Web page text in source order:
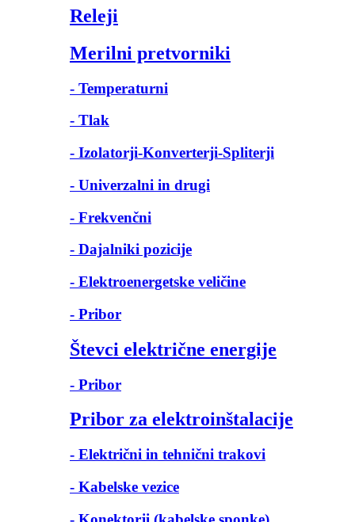
Releji
Merilni pretvorniki
- Temperaturni
- Tlak
- Izolatorji-Konverterji-Spliterji
- Univerzalni in drugi
- Frekvenčni
- Dajalniki pozicije
- Elektroenergetske veličine
- Pribor
Števci električne energije
- Pribor
Pribor za elektroinštalacije
- Električni in tehnični trakovi
- Kabelske vezice